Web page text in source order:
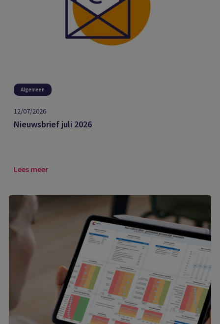
Algemeen
12/07/2026
Nieuwsbrief juli 2026
Lees meer